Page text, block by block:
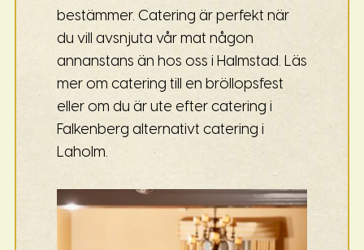
bestämmer. Catering är perfekt när
du vill avsnjuta vår mat någon
annanstans än hos oss i Halmstad. Läs
mer om catering till en bröllopsfest
eller om du är ute efter catering i
Falkenberg alternativt catering i
Laholm.